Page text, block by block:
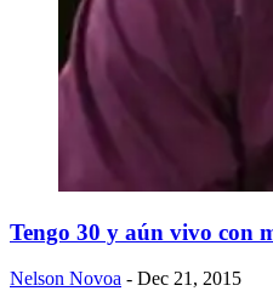
Tengo 30 y aún vivo con
Nelson Novoa - Dec 21, 2015